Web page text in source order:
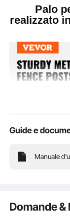
Palo
realizzato
Guide e
Manuale
Domande &